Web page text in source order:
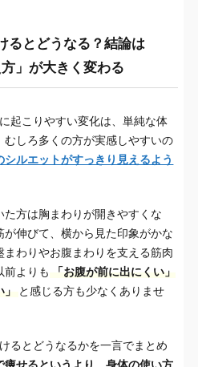
いで体型に変化を感じ
・30回・1年です
身体の感覚が変わり始める
ラインが定着しやすくなる
が出やすい人の特徴
年後を変えたいなら継続頻
るとどうなる？結論は
」が大きく変わる
起こりやすい変化は、単純な体
しろ多くの方が実感しやすいの
ルエットがすっきり見えるよう
方は胸まわりが開きやすくな
が伸びて、横から見た印象がかな
まわりやお腹まわりを支える筋肉
前よりも
「お腹が前に出にくい」
と感じる方も少なくありませ
るとどうなるかを一言でまとめ